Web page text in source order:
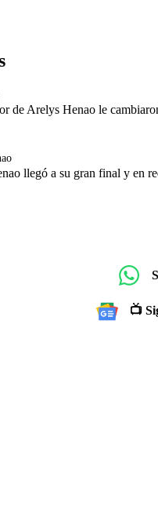
de Arelys Henao le
llegó a su gran final y en
📺